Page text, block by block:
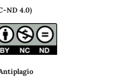
ND 4.0)